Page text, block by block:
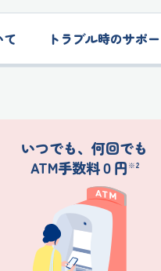
ネット銀行
て トラブル時のサポ
いつでも、何回でも
ATM手数料０円 ※2